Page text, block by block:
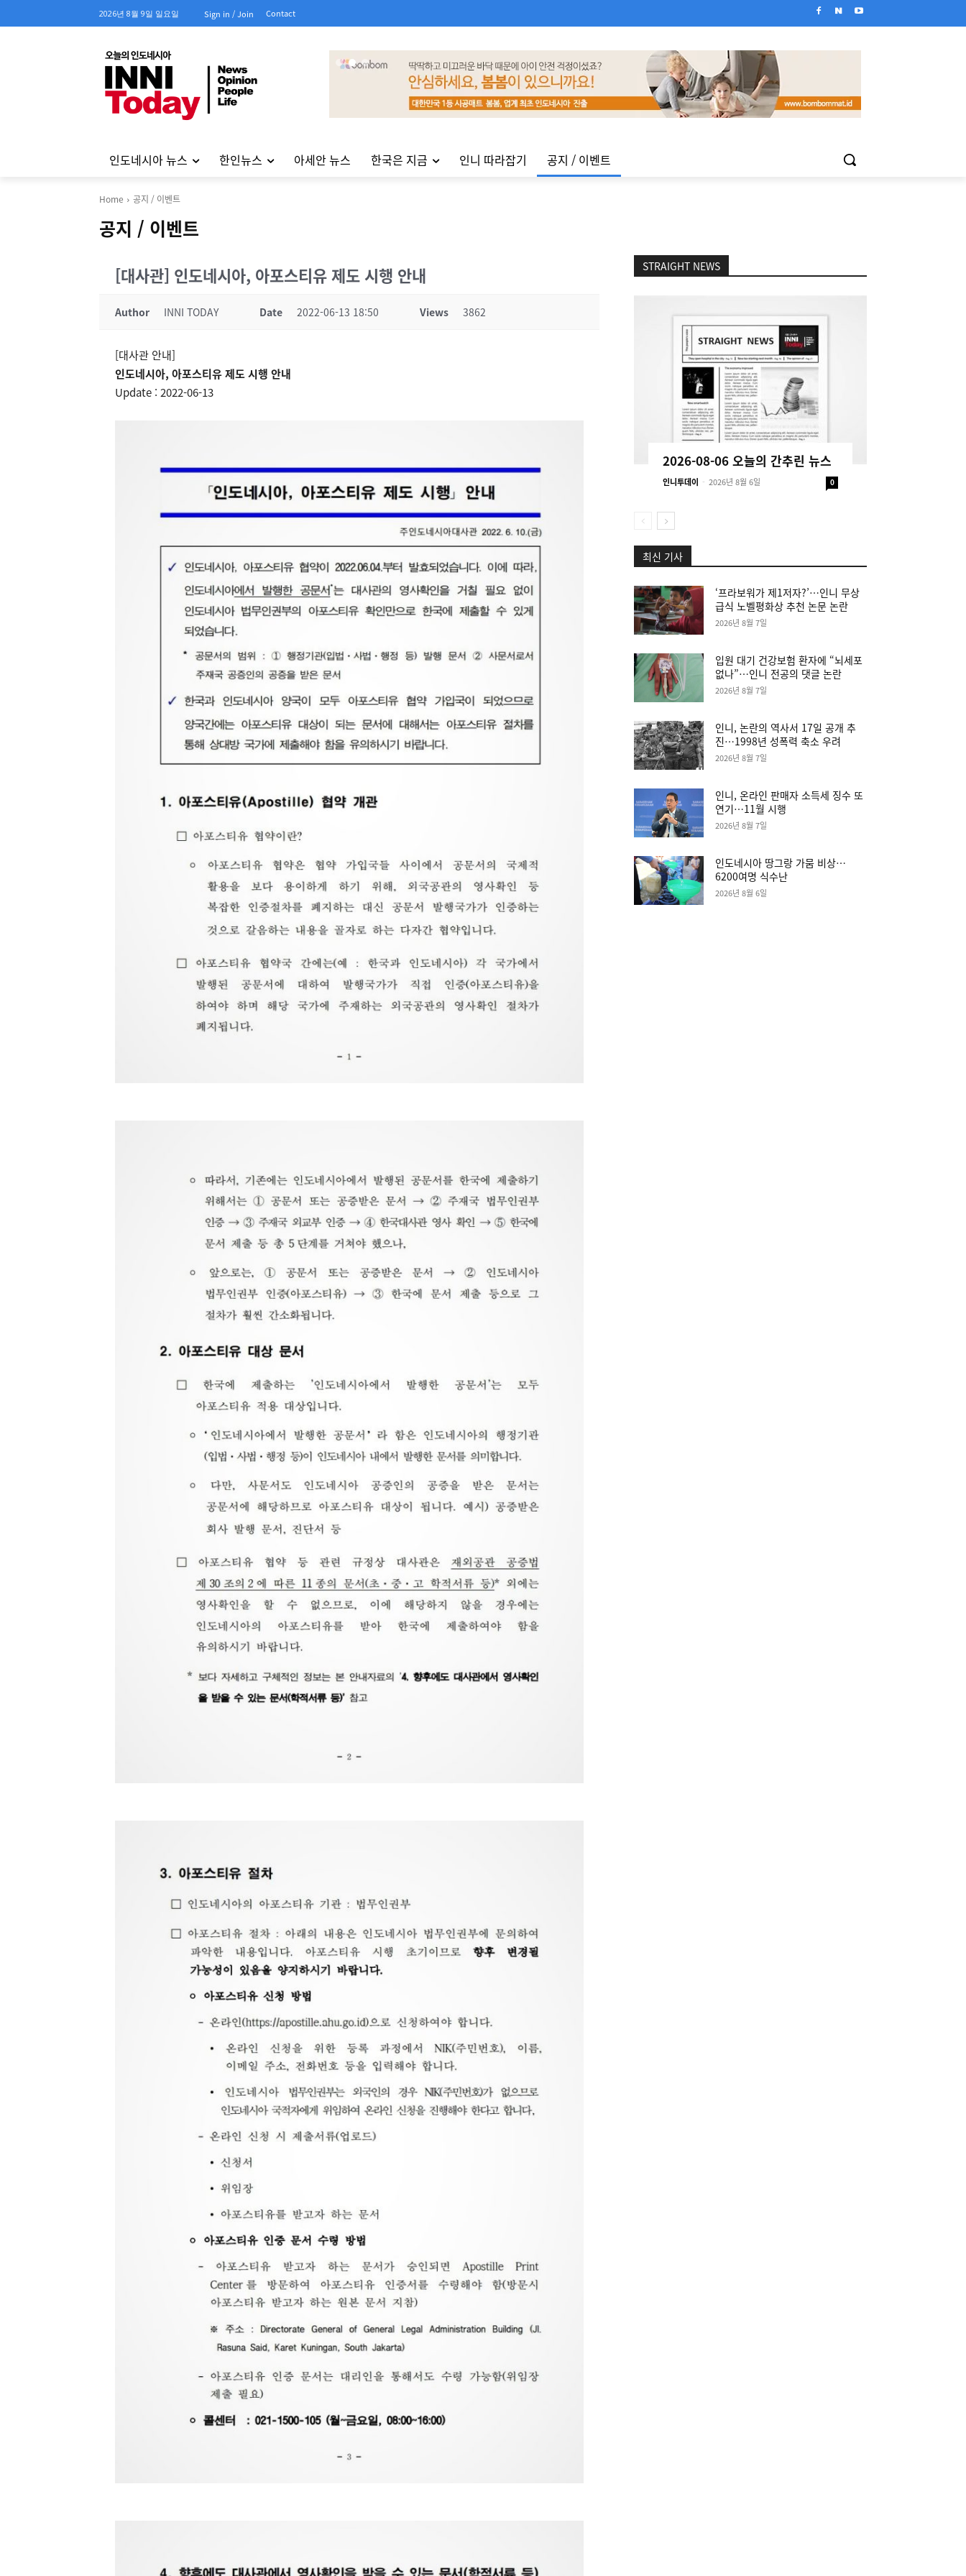
2026년 8월 9일 일요일 Sign in / Join Contact
인도네시아 뉴스 한인뉴스 아세안 뉴스 한국은 지금 인니 따라잡기 공지 / 이벤트
Home 공지 / 이벤트
공지 / 이벤트
[대사관] 인도네시아, 아포스티유 제도 시행 안내
Author INNI TODAY Date 2022-06-13 18:50 Views 3862
[대사관 안내]
인도네시아, 아포스티유 제도 시행 안내
Update : 2022-06-13
STRAIGHT NEWS
2026-08-06 오늘의 간추린 뉴스
인니투데이 - 2026년 8월 6일 0
최신 기사
‘프라보워가 제1저자?’…인니 무상
급식 노벨평화상 추천 논문 논란
2026년 8월 7일
입원 대기 건강보험 환자에 “뇌세포
없나”…인니 전공의 댓글 논란
2026년 8월 7일
인니, 논란의 역사서 17일 공개 추
진…1998년 성폭력 축소 우려
2026년 8월 7일
인니, 온라인 판매자 소득세 징수 또
연기…11월 시행
2026년 8월 7일
인도네시아 땅그랑 가뭄 비상…
6200여명 식수난
2026년 8월 6일